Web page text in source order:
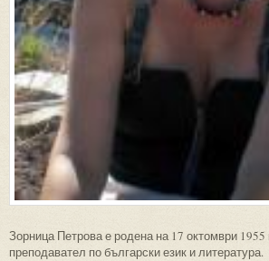
Зорница Петрова е родена на 17 октомври
преподавател по български език и литература.